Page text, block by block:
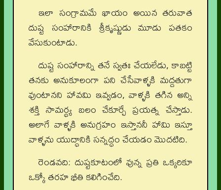
ఇలా సంగ్రామమే ఖాయం అయిన తరువాత
దుష్ట సంహారానికి శ్రీకృష్ణుడు మూడు పతకం
వేసుకుంటాడు.
దుష్ట సంహారాన్ని తనే స్వతః చేయలేడు, కాబట్టి
తనకు అనుకూలంగా పని చేసేవాళ్ళకి మద్దతుగా
వుంటానని హావమి ఇవ్వడం, వాళ్ళకి తగిన అన్ని
శక్తి సామర్థ్య బలం చేకూర్చే ప్రయత్న చేస్తాడు.
అలాగే వాళ్ళకి అనుగ్రహం ఇస్తాననీ హామి ఇస్తూ
వాళ్ళను యుద్ధానికి సన్నద్ధం చేయడం మొదటిది.
రెండవది: దుష్టకూటంలో వున్న ప్రతి ఒక్కరికూ
ఒక్కో తరహ భీతి కలిగించేది.